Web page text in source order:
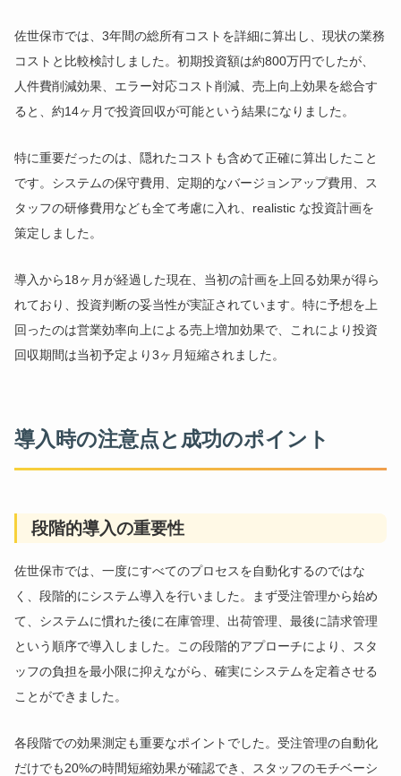
佐世保市では、3年間の総所有コストを詳細に算出し、現状の業務
コストと比較検討しました。初期投資額は約800万円でしたが、
人件費削減効果、エラー対応コスト削減、売上向上効果を総合す
ると、約14ヶ月で投資回収が可能という結果になりました。
特に重要だったのは、隠れたコストも含めて正確に算出したこと
です。システムの保守費用、定期的なバージョンアップ費用、ス
タッフの研修費用なども全て考慮に入れ、realistic な投資計画を
策定しました。
導入から18ヶ月が経過した現在、当初の計画を上回る効果が得ら
れており、投資判断の妥当性が実証されています。特に予想を上
回ったのは営業効率向上による売上増加効果で、これにより投資
回収期間は当初予定より3ヶ月短縮されました。
導入時の注意点と成功のポイント
段階的導入の重要性
佐世保市では、一度にすべてのプロセスを自動化するのではな
く、段階的にシステム導入を行いました。まず受注管理から始め
て、システムに慣れた後に在庫管理、出荷管理、最後に請求管理
という順序で導入しました。この段階的アプローチにより、スタ
ッフの負担を最小限に抑えながら、確実にシステムを定着させる
ことができました。
各段階での効果測定も重要なポイントでした。受注管理の自動化
だけでも20%の時間短縮効果が確認でき、スタッフのモチベーシ